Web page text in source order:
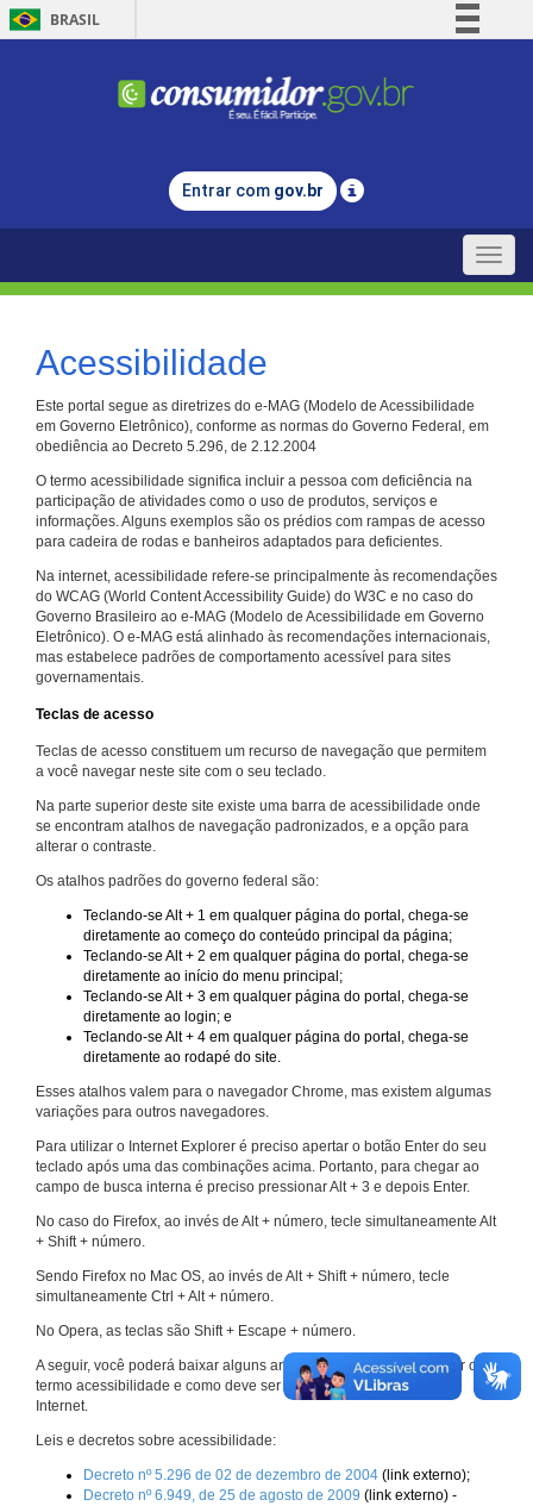
BRASIL
Comunica BR
Legislação
Entrar com gov.br
Toggle
Acessibilidade
Este portal segue as diretrizes do e-MAG (Modelo de Acessibilidade
em Governo Eletrônico), conforme as normas do Governo Federal, em
obediência ao Decreto 5.296, de 2.12.2004
O termo acessibilidade significa incluir a pessoa com deficiência na
participação de atividades como o uso de produtos, serviços e
informações. Alguns exemplos são os prédios com rampas de acesso
para cadeira de rodas e banheiros adaptados para deficientes.
Na internet, acessibilidade refere-se principalmente às recomendações
do WCAG (World Content Accessibility Guide) do W3C e no caso do
Governo Brasileiro ao e-MAG (Modelo de Acessibilidade em Governo
Eletrônico). O e-MAG está alinhado às recomendações internacionais,
mas estabelece padrões de comportamento acessível para sites
governamentais.
Teclas de acesso
Teclas de acesso constituem um recurso de navegação que permitem
a você navegar neste site com o seu teclado.
Na parte superior deste site existe uma barra de acessibilidade onde
se encontram atalhos de navegação padronizados, e a opção para
alterar o contraste.
Os atalhos padrões do governo federal são:
Teclando-se Alt + 1 em qualquer página do portal, chega-se
diretamente ao começo do conteúdo principal da página;
Teclando-se Alt + 2 em qualquer página do portal, chega-se
diretamente ao início do menu principal;
Teclando-se Alt + 3 em qualquer página do portal, chega-se
diretamente ao login; e
Teclando-se Alt + 4 em qualquer página do portal, chega-se
diretamente ao rodapé do site.
Esses atalhos valem para o navegador Chrome, mas existem algumas
variações para outros navegadores.
Para utilizar o Internet Explorer é preciso apertar o botão Enter do seu
teclado após uma das combinações acima. Portanto, para chegar ao
campo de busca interna é preciso pressionar Alt + 3 e depois Enter.
No caso do Firefox, ao invés de Alt + número, tecle simultaneamente Alt
+ Shift + número.
Sendo Firefox no Mac OS, ao invés de Alt + Shift + número, tecle
simultaneamente Ctrl + Alt + número.
No Opera, as teclas são Shift + Escape + número.
A seguir, você poderá baixar alguns arquivos que explicam melhor o
termo acessibilidade e como deve ser implementado nos sites da
Internet.
Leis e decretos sobre acessibilidade:
Decreto nº 5.296 de 02 de dezembro de 2004 (link externo);
Decreto nº 6.949, de 25 de agosto de 2009 (link externo) -